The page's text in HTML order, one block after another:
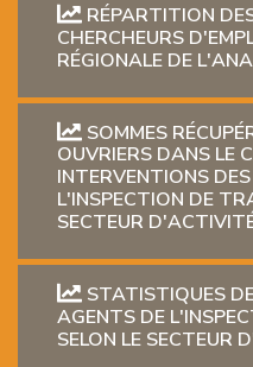
RÉPARTITION
CHERCHEURS
RÉGIONALE DE
SOMMES
OUVRIERS DANS LE
INTERVENTIONS
L'INSPECTION DE
SECTEUR
STATISTIQUES
AGENTS DE
SELON LE SECTEUR